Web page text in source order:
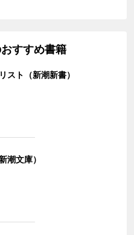
すすめ書籍
スト（新潮新書）
潮文庫）